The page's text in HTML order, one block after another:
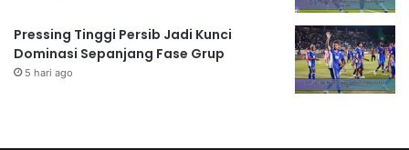
Pressing Tinggi Persib Jadi Kunci
Dominasi Sepanjang Fase Grup
5 hari ago